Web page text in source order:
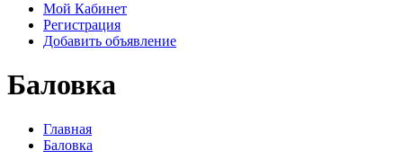
Мой Кабинет
Регистрация
Добавить объявление
Баловка
Главная
Баловка